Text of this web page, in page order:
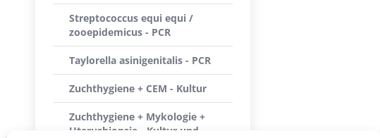
Streptococcus equi equi /
zooepidemicus - PCR
Taylorella asinigenitalis - PCR
Zuchthygiene + CEM - Kultur
Zuchthygiene + Mykologie +
Uterusbiopsie - Kultur und